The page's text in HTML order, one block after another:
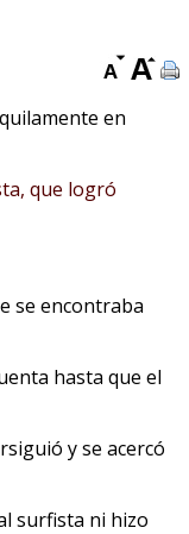
en
que logró
se encontraba
hasta que el
y se acercó
surfista ni hizo